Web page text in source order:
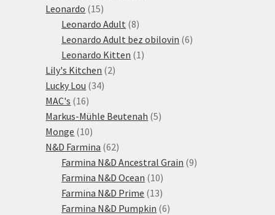
Leonardo 1515
produktů
Leonardo Adult 88
produktů
Leonardo Adult bez obilovin 66
Leonardo Kitten 1 1
Lily's Kitchen 22
Lucky Lou 3434
MAC's 1616
produktů
Markus-Mühle Beutenah 55
Monge 1010
produktů
N&D Farmina 6262
produktů
Farmina N&D Ancestral Grain 99
Farmina N&D Ocean 1010
produktů
Farmina N&D Prime 1313
produktů
Farmina N&D Pumpkin 66